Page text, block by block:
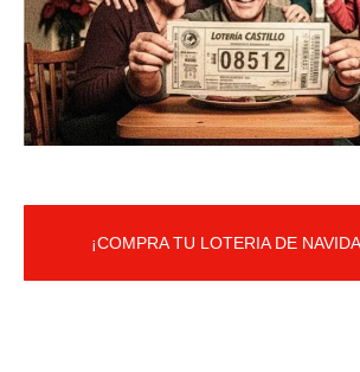
¡COMPRA TU LOTERIA DE